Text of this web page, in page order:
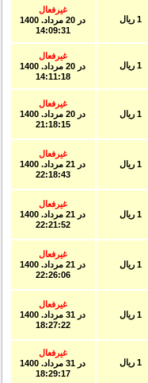
غیرفعال
در
20 مرداد. 1400
14:09:31
غیرفعال
در
20 مرداد. 1400
14:11:18
غیرفعال
در
20 مرداد. 1400
21:18:15
غیرفعال
در
21 مرداد. 1400
22:18:43
غیرفعال
در
21 مرداد. 1400
22:21:52
غیرفعال
در
21 مرداد. 1400
22:26:06
غیرفعال
در
31 مرداد. 1400
18:27:22
غیرفعال
در
31 مرداد. 1400
18:29:17